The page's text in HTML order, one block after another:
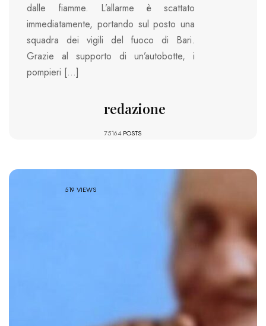
dalle fiamme. L’allarme è scattato
immediatamente, portando sul posto una
squadra dei vigili del fuoco di Bari.
Grazie al supporto di un’autobotte, i
pompieri […]
redazione
75164 POSTS
519 VIEWS